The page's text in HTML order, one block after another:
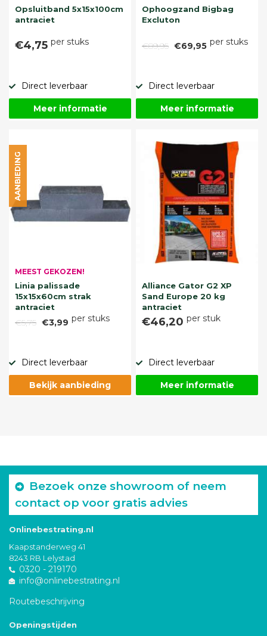
Opsluitband 5x15x100cm
antraciet
€4,75 per stuks
Direct leverbaar
Meer informatie
Ophoogzand Bigbag
Excluton
€89,95 €69,95 per stuks
Direct leverbaar
Meer informatie
MEEST GEKOZEN!
Linia palissade
15x15x60cm strak
antraciet
€5,75 €3,99 per stuks
AANBIEDING
Direct leverbaar
Bekijk aanbieding
Alliance Gator G2 XP
Sand Europe 20 kg
antraciet
€46,20 per stuk
Direct leverbaar
Meer informatie
Bezoek onze showroom of neem
contact op voor gratis advies
Onlinebestrating.nl
Kaapstanderweg 41
8243 RB Lelystad
0320 - 219170
info@onlinebestrating.nl
Routebeschrijving
Openingstijden